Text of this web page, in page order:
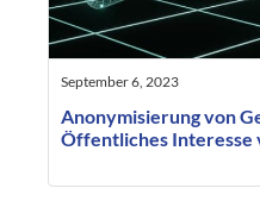
September 6, 2023
Anonymisierung von
Öffentliches Interesse